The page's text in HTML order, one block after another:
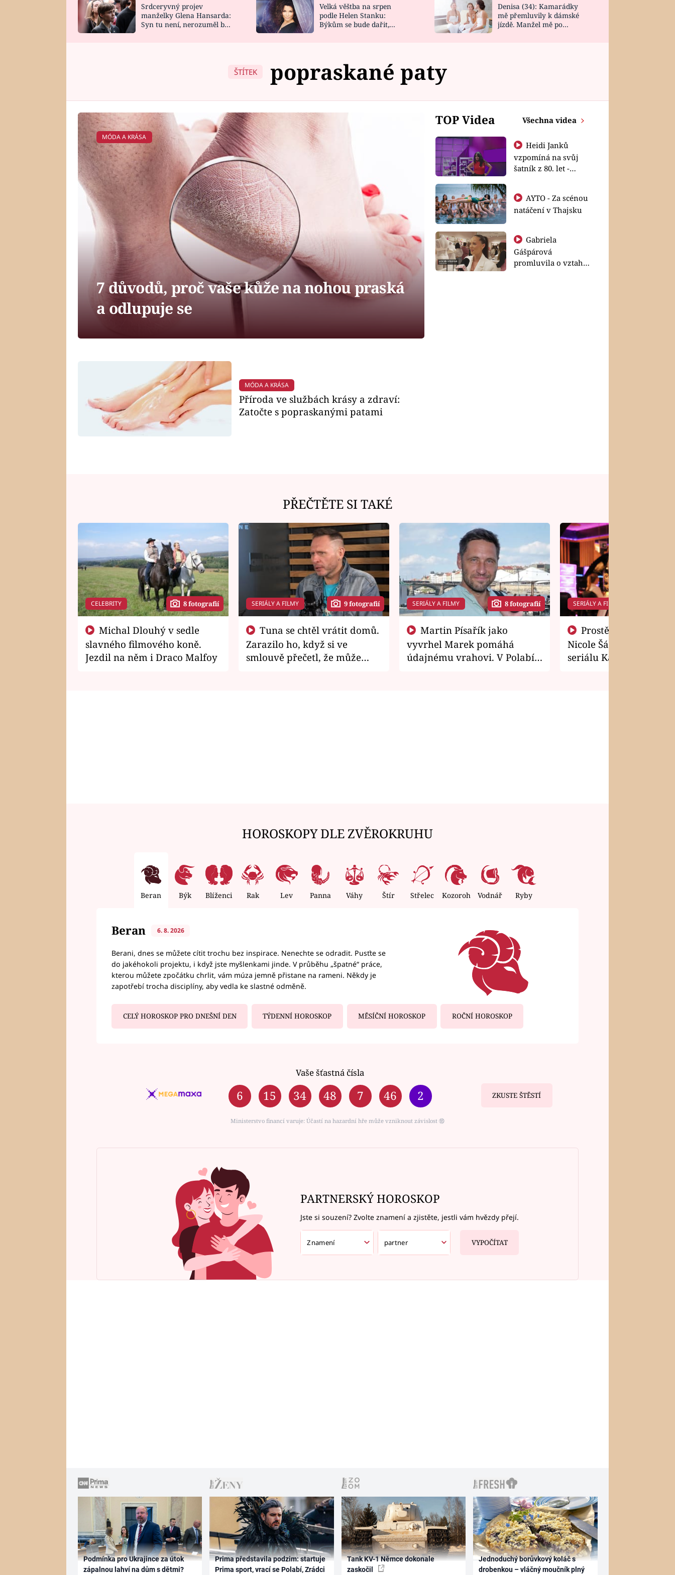
HOROSKOP NA
CELEBRITY
VAŘENÍ
NOVINKY
VIDEORECEPTY
DESIGN
Srdceryvný projev
manželky Glena Hansarda:
Syn tu není, nerozuměl by
Velká věštba na srpen
podle Helen Stanku:
Býkům se bude dařit,
Denisa (34): Kamarádky
mě přemluvily k dámské
jízdě. Manžel mě po
ŠTÍTEK popraskané paty
TOP Videa Všechna videa
Heidi Janků
vzpomíná na svůj
šatník z 80. let -
natáčení v Thajsku
Gabriela
Gášpárová
promluvila o vztahu
MÓDA A KRÁSA
7 důvodů, proč vaše kůže na nohou praská
a odlupuje se
MÓDA A KRÁSA
Příroda ve službách krásy a zdraví:
Zatočte s popraskanými patami
PŘEČTĚTE SI TAKÉ
CELEBRITY 8 fotografií
slavného filmového koně.
Jezdil na něm i Draco Malfoy
SERIÁLY A FILMY 9 fotografií
Zarazilo ho, když si ve
smlouvě přečetl, že může
SERIÁLY A FILMY 8 fotografií
vyvrhel Marek pomáhá
údajnému vrahovi. V Polabí
SERIÁLY A FILMY
Nicole Šáchová získala
seriálu Kamarádi
HOROSKOPY DLE ZVĚROKRUHU
Beran Býk Blíženci Rak Lev Panna Váhy Štír Střelec Kozoroh Vodnář Ryby
Beran 6. 8. 2026
Berani, dnes se můžete cítit trochu bez inspirace. Nenechte se odradit. Pusťte se
do jakéhokoli projektu, i když jste myšlenkami jinde. V průběhu „špatné“ práce,
kterou můžete zpočátku chrlit, vám múza jemně přistane na rameni. Někdy je
zapotřebí trocha disciplíny, aby vedla ke slastné odměně.
CELÝ HOROSKOP PRO DNEŠNÍ DEN TÝDENNÍ HOROSKOP MĚSÍČNÍ HOROSKOP ROČNÍ HOROSKOP
Vaše šťastná čísla
6 15 34 48 7 46 2 ZKUSTE ŠTĚSTÍ
Ministerstvo financí varuje: Účastí na hazardní hře může vzniknout závislost ⑱
PARTNERSKÝ HOROSKOP
Jste si souzení? Zvolte znamení a zjistěte, jestli vám hvězdy přejí.
VYPOČÍTAT
Podmínka pro Ukrajince za útok
zápalnou lahví na dům s dětmi?
Prima představila podzim: startuje
Prima sport, vrací se Polabí, Zrádci
Tank KV-1 Němce dokonale
zaskočil
Jednoduchý borůvkový koláč s
drobenkou – vláčný moučník plný